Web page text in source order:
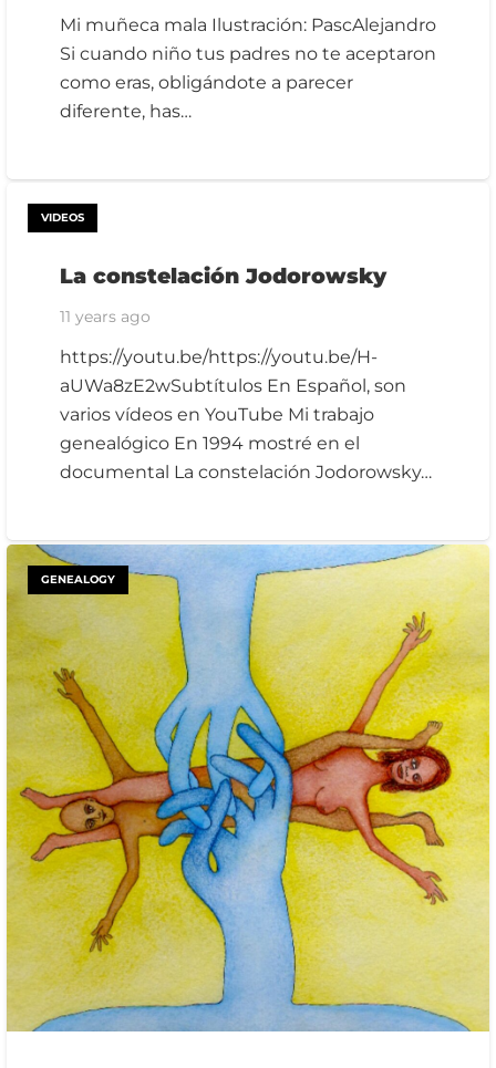
Mi muñeca mala Ilustración: PascAlejandro
Si cuando niño tus padres no te aceptaron
como eras, obligándote a parecer
diferente, has…
VIDEOS
La constelación Jodorowsky
11 years ago
https://youtu.be/https://youtu.be/H-
aUWa8zE2wSubtítulos En Español, son
varios vídeos en YouTube Mi trabajo
genealógico En 1994 mostré en el
documental La constelación Jodorowsky…
GENEALOGY